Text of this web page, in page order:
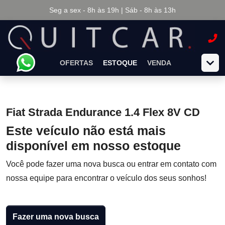
Seg a sex - 8h às 19h | Sáb - 8h às 13h
OFERTAS ESTOQUE VENDA
Fiat Strada Endurance 1.4 Flex 8V CD
Este veículo não está mais
disponível em nosso estoque
Você pode fazer uma nova busca ou entrar em contato com
nossa equipe para encontrar o veículo dos seus sonhos!
Fazer uma nova busca